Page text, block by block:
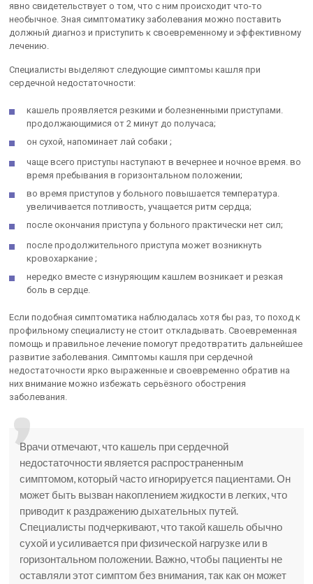
явно свидетельствует о том, что с ним происходит что-то
необычное. Зная симптоматику заболевания можно поставить
должный диагноз и приступить к своевременному и эффективному
лечению.
Специалисты выделяют следующие симптомы кашля при
сердечной недостаточности:
кашель проявляется резкими и болезненными приступами.
продолжающимися от 2 минут до получаса;
он сухой, напоминает лай собаки ;
чаще всего приступы наступают в вечернее и ночное время. во
время пребывания в горизонтальном положении;
во время приступов у больного повышается температура.
увеличивается потливость, учащается ритм сердца;
после окончания приступа у больного практически нет сил;
после продолжительного приступа может возникнуть
кровохаркание ;
нередко вместе с изнуряющим кашлем возникает и резкая
боль в сердце.
Если подобная симптоматика наблюдалась хотя бы раз, то поход к
профильному специалисту не стоит откладывать. Своевременная
помощь и правильное лечение помогут предотвратить дальнейшее
развитие заболевания. Симптомы кашля при сердечной
недостаточности ярко выраженные и своевременно обратив на
них внимание можно избежать серьёзного обострения
заболевания.
Врачи отмечают, что кашель при сердечной
недостаточности является распространенным
симптомом, который часто игнорируется пациентами. Он
может быть вызван накоплением жидкости в легких, что
приводит к раздражению дыхательных путей.
Специалисты подчеркивают, что такой кашель обычно
сухой и усиливается при физической нагрузке или в
горизонтальном положении. Важно, чтобы пациенты не
оставляли этот симптом без внимания, так как он может